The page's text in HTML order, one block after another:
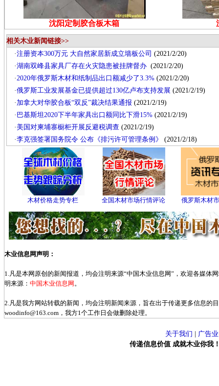
沈阳定制胶合板木箱
相关木业新闻链接>>
·注册资本300万元 大自然家居新成立墙板公司 (2021/2/20)
·湖南双峰县家具厂存在火灾隐患被挂牌督办 (2021/2/20)
·2020年俄罗斯木材和纸制品出口额减少了3.3% (2021/2/20)
·俄罗斯工业发展基金已提供超过130亿卢布支持发展 (2021/2/19)
· 加拿大对华胶合板“双反”裁决结果通报 (2021/2/19)
· 巴基斯坦2020下半年家具出口额同比下滑15% (2021/2/19)
· 美国对柬埔寨橱柜开展反避税调查 (2021/2/19)
·李克强签署国务院令 公布《排污许可管理条例》 (2021/2/18)
木材价格走势专栏 全国木材市场行情评论 俄罗斯木材
木业信息网声明：
1.凡是本网原创的新闻报道，均会注明来源“中国木业信息网”，欢迎各媒体
明来源： 中国木业信息网 。
2.凡是我方网站转载的新闻，均会注明新闻来源，旨在出于传递更多信息的
woodinfo@163.com，我方1个工作日会做删除处理。
关于我们
广告
传递信息价值 成就木业你我